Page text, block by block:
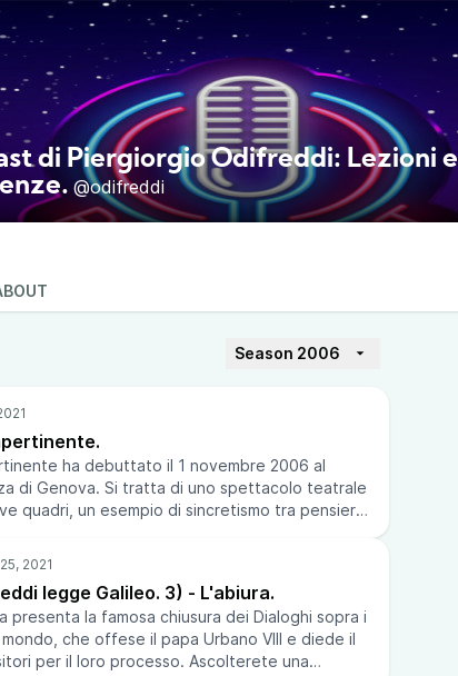
di Piergiorgio Odifreddi: Lezioni e
@odifreddi
Season 2006
ha debuttato il 1 novembre 2006 al
di Genova. Si tratta di uno spettacolo teatrale
quadri, un esempio di sincretismo tra pensiero,
della musica e dei colori, passando dal racconto
da una tartaruga al processo a Galileo,
e dell’infinito ai mille paradossi della finzione
anche guardare lo spettacolo può farlo
qui. --- Send in a voice message:
pod/show/vito-rodolfo-
legge Galileo. 3) - L'abiura.
presenta la famosa chiusura dei Dialoghi sopra i
mondo, che offese il papa Urbano VIII e diede il
per il loro processo. Ascolterete una